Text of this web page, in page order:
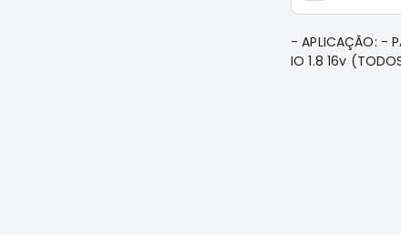
- APLICAÇÃO: -
IO 1.8 16v